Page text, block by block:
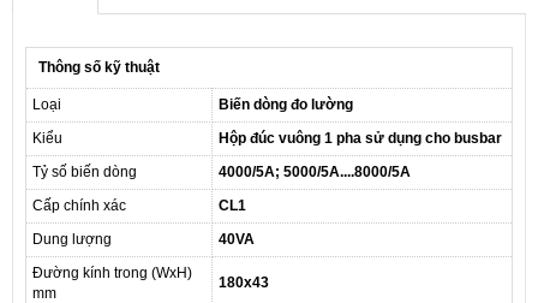
Thông số kỹ thuật
Loại
Biến dòng đo lường
Kiểu
Hộp đúc vuông 1 pha sử dụng cho busbar
Tỷ số biến dòng
4000/5A; 5000/5A....8000/5A
Cấp chính xác
CL1
Dung lượng
40VA
Đường kính trong (WxH)
mm
180x43